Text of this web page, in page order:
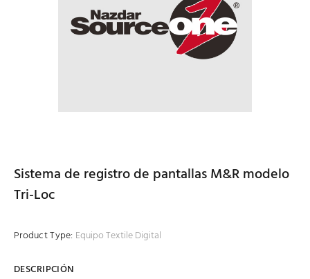
Sistema de registro de pantallas M&R modelo
Tri-Loc
Product Type: Equipo Textile Digital
DESCRIPCIÓN